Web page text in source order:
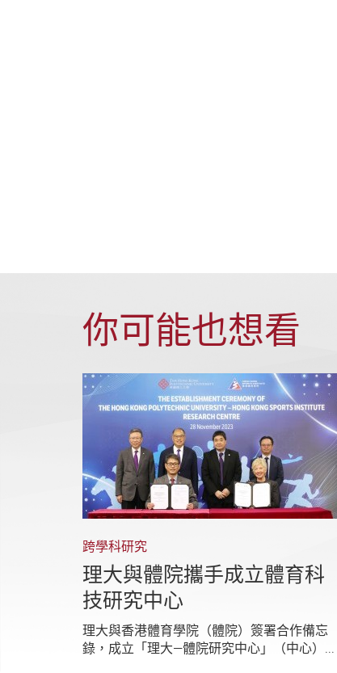
你可能也想看
跨學科研究
理大與體院攜手成立體育科
技研究中心
理大與香港體育學院（體院）簽署合作備忘
錄，成立「理大—體院研究中心」（中心）...